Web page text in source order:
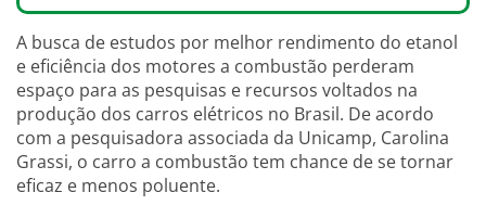
A busca de estudos por melhor rendimento do etanol
e eficiência dos motores a combustão perderam
espaço para as pesquisas e recursos voltados na
produção dos carros elétricos no Brasil. De acordo
com a pesquisadora associada da Unicamp, Carolina
Grassi, o carro a combustão tem chance de se tornar
eficaz e menos poluente.